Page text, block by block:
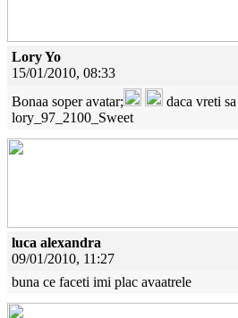
Lory Yo
15/01/2010, 08:33
Bonaa soper avatar;
daca vreti
lory_97_2100_Sweet
luca alexandra
09/01/2010, 11:27
buna ce faceti imi plac avaatrele